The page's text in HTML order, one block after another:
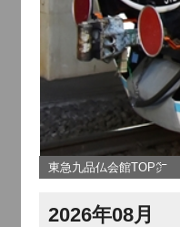
東急九品仏会館TOP㌻
2026年08月